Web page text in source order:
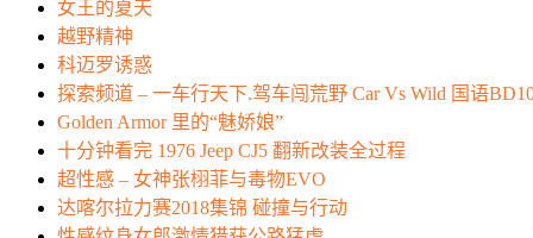
女王的夏天
越野精神
科迈罗诱惑
探索频道 – 一车行天下.驾车闯荒野 Car Vs Wild 国语
Golden Armor 里的“魅娇娘”
十分钟看完 1976 Jeep CJ5 翻新改装全过程
超性感 – 女神张栩菲与毒物EVO
达喀尔拉力赛2018集锦 碰撞与行动